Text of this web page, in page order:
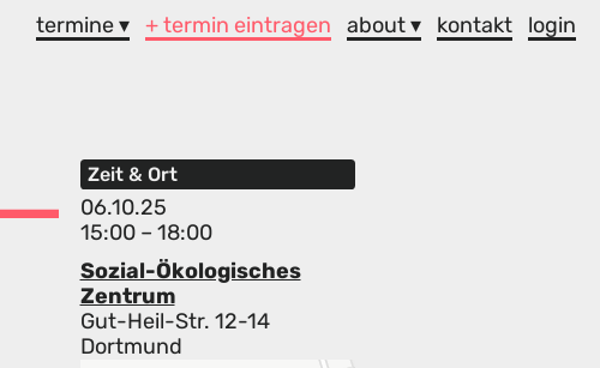
termine ▾ + termin eintragen about ▾ kontakt login
Zeit & Ort
06.10.25
15:00 – 18:00
Sozial-Ökologisches
Zentrum
Gut-Heil-Str. 12-14
Dortmund